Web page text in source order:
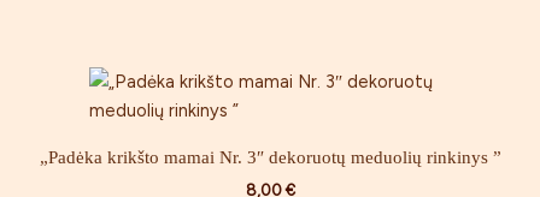
„Padėka krikšto mamai Nr. 3″ dekoruotų meduolių rinkinys ”
8,00€